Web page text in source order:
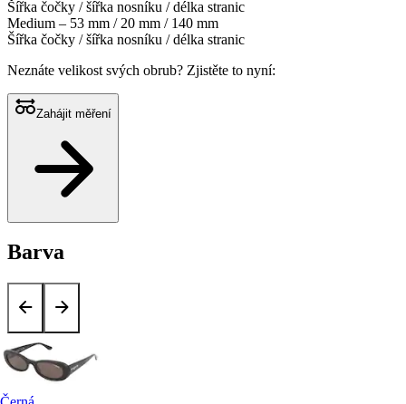
Šířka čočky / šířka nosníku / délka stranic
Medium – 53 mm / 20 mm / 140 mm
Šířka čočky / šířka nosníku / délka stranic
Neznáte velikost svých obrub? Zjistěte to nyní:
Zahájit měření
Barva